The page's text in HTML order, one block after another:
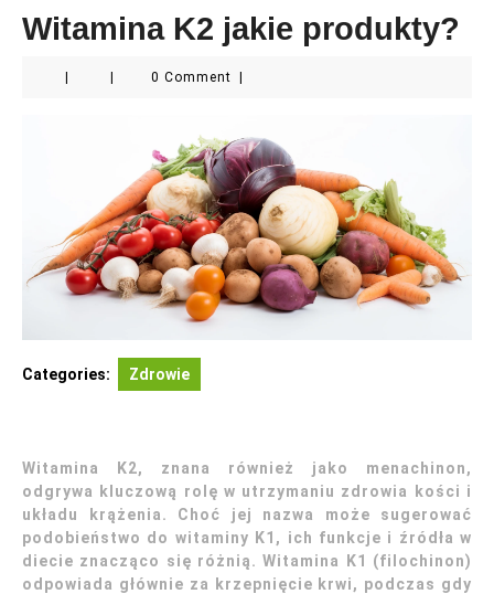
Witamina K2 jakie produkty?
0 Comment
Categories: Zdrowie
Witamina K2, znana również jako menachinon,
odgrywa kluczową rolę w utrzymaniu zdrowia kości i
układu krążenia. Choć jej nazwa może sugerować
podobieństwo do witaminy K1, ich funkcje i źródła w
diecie znacząco się różnią. Witamina K1 (filochinon)
odpowiada głównie za krzepnięcie krwi, podczas gdy